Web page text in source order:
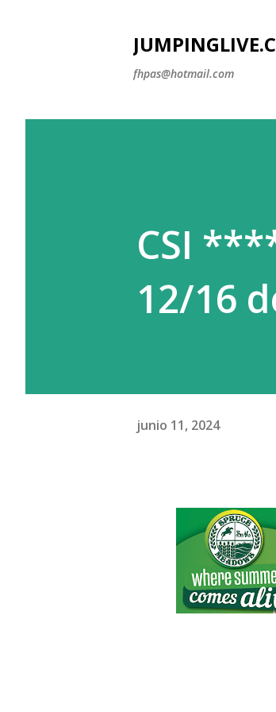
fhpas@hotmail.com
CSI
12/16
junio 11, 2024